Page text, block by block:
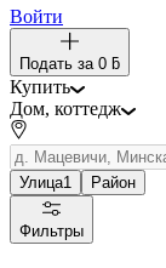
Войти
Подать за 0 ƃ
Купить
Дом, коттедж
Улица1 Район
Фильтры